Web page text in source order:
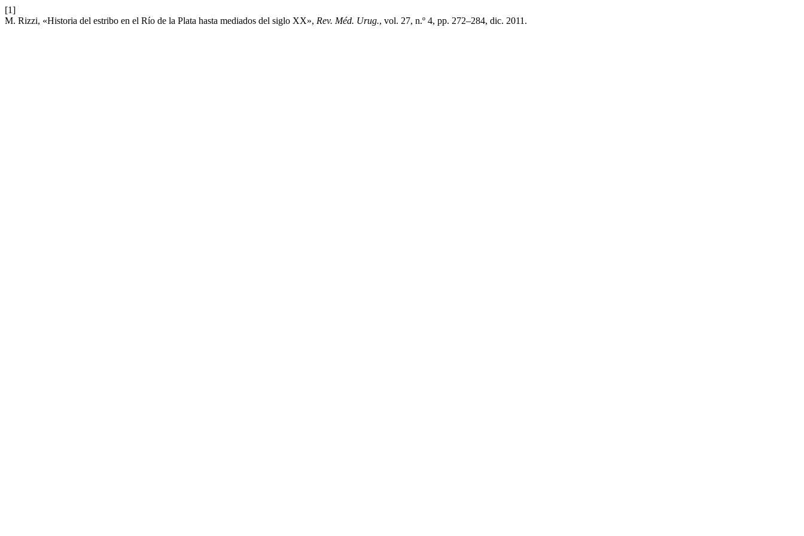
[1]
M. Rizzi, «Historia del estribo en el Río de la Plata hasta mediados del siglo XX», Rev. Méd. Urug., vol. 27, n.º 4, pp. 272–284, dic. 2011.